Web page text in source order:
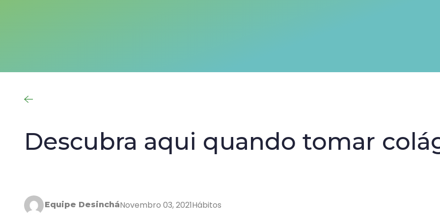
Descubra aqui quando tomar
Equipe DesincháNovembro 03, 2021Hábitos